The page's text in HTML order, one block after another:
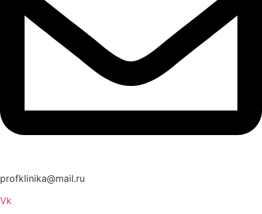
profklinika@mail.ru
Vk